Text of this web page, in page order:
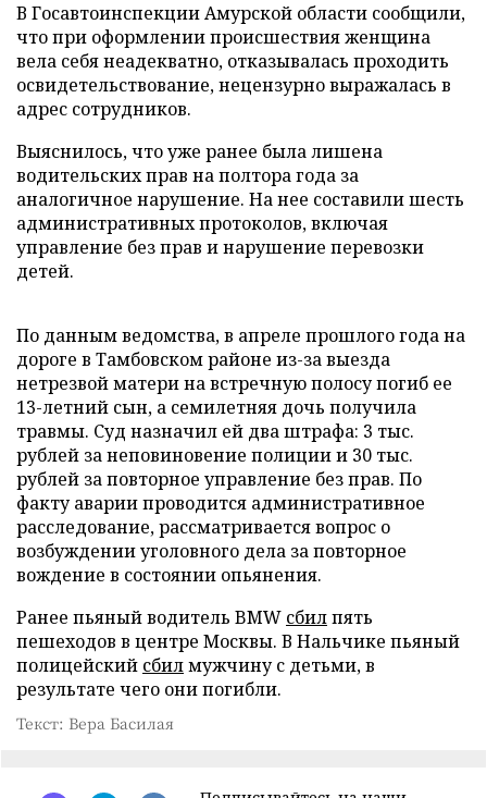
В Госавтоинспекции Амурской области сообщили,
что при оформлении происшествия женщина
вела себя неадекватно, отказывалась проходить
освидетельствование, нецензурно выражалась в
адрес сотрудников.
Выяснилось, что уже ранее была лишена
водительских прав на полтора года за
аналогичное нарушение. На нее составили шесть
административных протоколов, включая
управление без прав и нарушение перевозки
детей.
По данным ведомства, в апреле прошлого года на
дороге в Тамбовском районе из-за выезда
нетрезвой матери на встречную полосу погиб ее
13-летний сын, а семилетняя дочь получила
травмы. Суд назначил ей два штрафа: 3 тыс.
рублей за неповиновение полиции и 30 тыс.
рублей за повторное управление без прав. По
факту аварии проводится административное
расследование, рассматривается вопрос о
возбуждении уголовного дела за повторное
вождение в состоянии опьянения.
Ранее пьяный водитель BMW сбилпять
пешеходов в центре Москвы. В Нальчике пьяный
полицейский сбилмужчину с детьми, в
результате чего они погибли.
Текст: Вера Басилая